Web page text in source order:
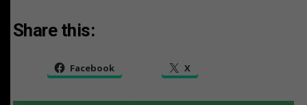
Share this:
Facebook X